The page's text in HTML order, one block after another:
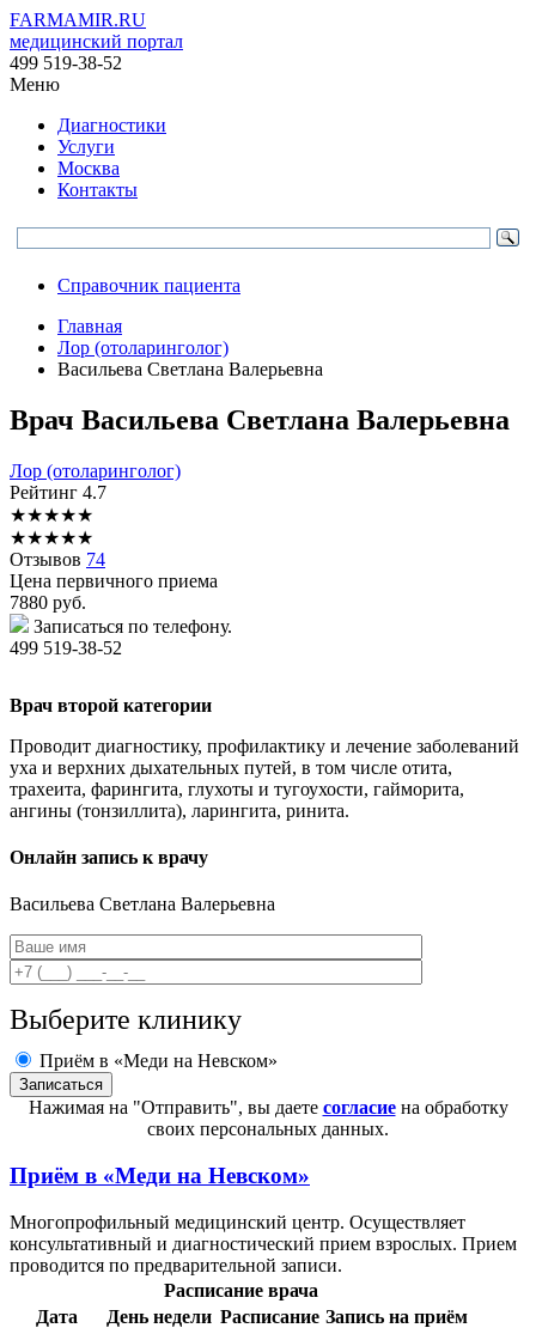
FARMAMIR.RU
медицинский портал
499 519-38-52
Меню
Диагностики
Услуги
Москва
Контакты
Справочник пациента
Главная
Лор (отоларинголог)
Васильева Светлана Валерьевна
Врач Васильева Светлана Валерьевна
Лор (отоларинголог)
Рейтинг 4.7
★★★★★
★★★★★
Отзывов 74
Цена первичного приема
7880 руб.
Записаться по телефону.
499 519-38-52
Врач второй категории
Проводит диагностику, профилактику и лечение заболеваний
уха и верхних дыхательных путей, в том числе отита,
трахеита, фарингита, глухоты и тугоухости, гайморита,
ангины (тонзиллита), ларингита, ринита.
Онлайн запись к врачу
Васильева Светлана Валерьевна
Выберите клинику
Приём в «Меди на Невском»
Нажимая на "Отправить", вы даете согласиена обработку
своих персональных данных.
Приём в «Меди на Невском»
Многопрофильный медицинский центр. Осуществляет
консультативный и диагностический прием взрослых. Прием
проводится по предварительной записи.
Расписание врача
Дата
День недели Расписание Запись на приём